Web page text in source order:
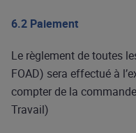
6.2 Paiement
Le règlement de toutes
FOAD) sera effectué à
compter de la
Travail)